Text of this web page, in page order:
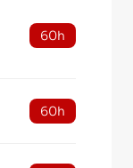
60h
60h